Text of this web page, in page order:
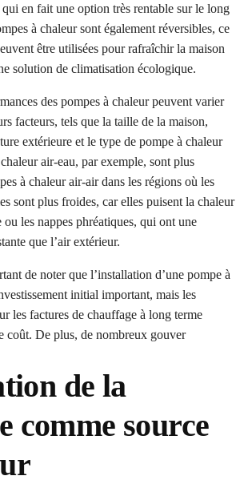
qui en fait une option très rentable sur le long
à chaleur sont également réversibles, ce
être utilisées pour rafraîchir la maison
solution de climatisation écologique.
des pompes à chaleur peuvent varier
facteurs, tels que la taille de la maison,
extérieure et le type de pompe à chaleur
air-eau, par exemple, sont plus
à chaleur air-air dans les régions où les
sont plus froides, car elles puisent la chaleur
ou les nappes phréatiques, qui ont une
que l’air extérieur.
de noter que l’installation d’une pompe à
initial important, mais les
les factures de chauffage à long terme
coût. De plus, de nombreux gouver
de la
comme source